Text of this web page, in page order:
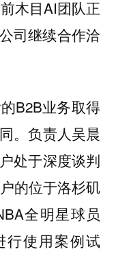
木目AI团队正
司继续合作洽
B2B业务取得
。负责人吴晨
处于深度谈判
的位于洛杉矶
全明星球员
行使用案例试